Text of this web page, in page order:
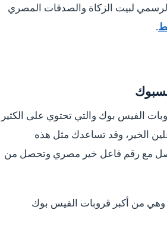
الرسمي لبيت الزكاة والصدقات المصري
.
الفيس بوك والتي تحتوي على الكثير
الخير، وقد تساعدك مثل هذه
مع رقم فاعل خير مصري وتحصل من
من أكبر قروبات الفيس بوك